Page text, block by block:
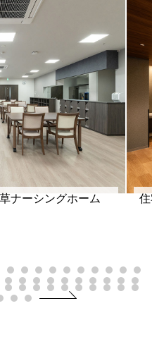
ナーシングホーム